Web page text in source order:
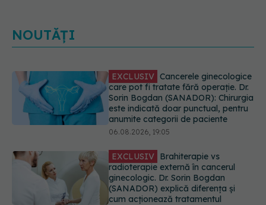
NOUTĂȚI
EXCLUSIV Cancerele ginecologice
care pot fi tratate fără operație. Dr.
Sorin Bogdan (SANADOR): Chirurgia
este indicată doar punctual, pentru
anumite categorii de paciente
06.08.2026, 19:05
EXCLUSIV Brahiterapie vs
radioterapie externă în cancerul
ginecologic. Dr. Sorin Bogdan
(SANADOR) explică diferența și
cum acționează tratamentul